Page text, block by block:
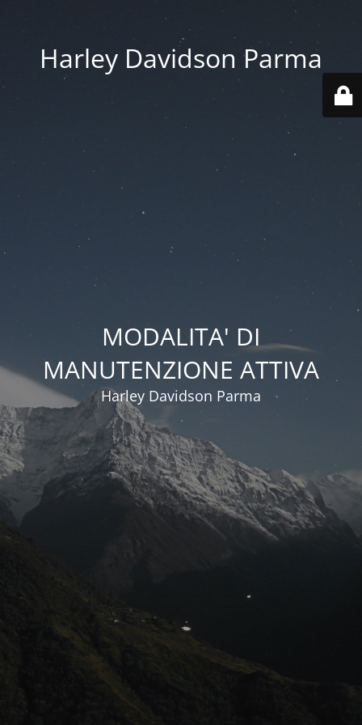
Harley Davidson Parma
MODALITA' DI
MANUTENZIONE ATTIVA
Harley Davidson Parma